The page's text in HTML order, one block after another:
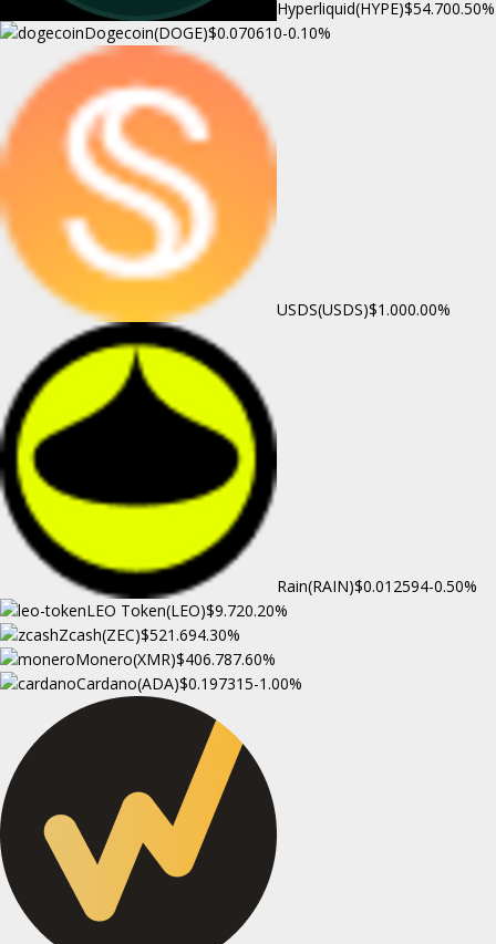
Hyperliquid(HYPE)$54.700.50%
Dogecoin(DOGE)$0.070610-0.10%
USDS(USDS)$1.000.00%
Rain(RAIN)$0.012594-0.50%
LEO Token(LEO)$9.720.20%
Zcash(ZEC)$521.694.30%
Monero(XMR)$406.787.60%
Cardano(ADA)$0.197315-1.00%